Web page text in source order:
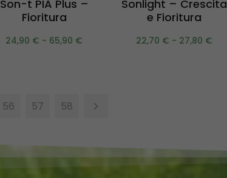
Son-t PIA Plus –
Fioritura
24,90 € - 65,90 €
Sonlight – Crescita
e Fioritura
22,70 € - 27,80 €
56 57 58